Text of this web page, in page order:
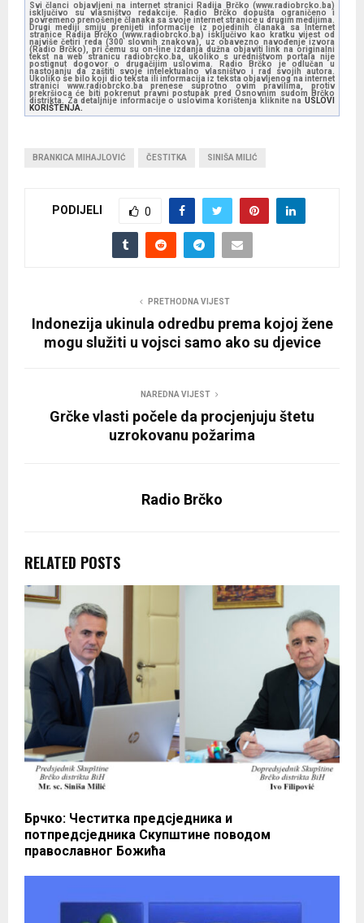
Svi članci objavljeni na internet stranici Radija Brčko (www.radiobrcko.ba)
isključivo su vlasništvo redakcije. Radio Brčko dopušta ograničeno i
povremeno prenošenje članaka sa svoje internet stranice u drugim medijima.
Drugi mediji smiju prenijeti informacije iz pojedinih članaka sa Internet
stranice Radija Brčko (www.radiobrcko.ba) isključivo kao kratku vijest od
najviše četiri reda (300 slovnih znakova), uz obavezno navođenje izvora
(Radio Brčko), pri čemu su on-line izdanja dužna objaviti link na originalni
tekst na web stranicu radiobrcko.ba, ukoliko s uredništvom portala nije
postignut dogovor o drugačijim uslovima. Radio Brčko je odlučan u
nastojanju da zaštiti svoje intelektualno vlasništvo i rad svojih autora.
Ukoliko se bilo koji dio teksta ili informacija iz teksta objavljenog na internet
stranici www.radiobrcko.ba prenese suprotno ovim pravilima, protiv
prekršioca će biti pokrenut pravni postupak pred Osnovnim sudom Brčko
distrikta. Za detaljnije informacije o uslovima korištenja kliknite na USLOVI
KORIŠTENJA.
BRANKICA MIHAJLOVIĆ ČESTITKA SINIŠA MILIĆ
PODIJELI 0
PRETHODNA VIJEST
Indonezija ukinula odredbu prema kojoj žene
mogu služiti u vojsci samo ako su djevice
NAREDNA VIJEST
Grčke vlasti počele da procjenjuju štetu
uzrokovanu požarima
Radio Brčko
RELATED POSTS
Брчко: Честитка предсједника и
потпредсједника Скупштине поводом
православног Божића